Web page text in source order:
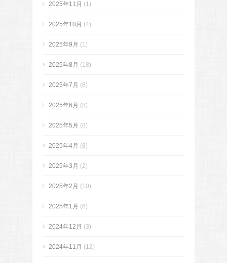
2025年11月 (1)
2025年10月 (4)
2025年9月 (1)
2025年8月 (18)
2025年7月 (8)
2025年6月 (8)
2025年5月 (8)
2025年4月 (8)
2025年3月 (2)
2025年2月 (10)
2025年1月 (6)
2024年12月 (3)
2024年11月 (12)